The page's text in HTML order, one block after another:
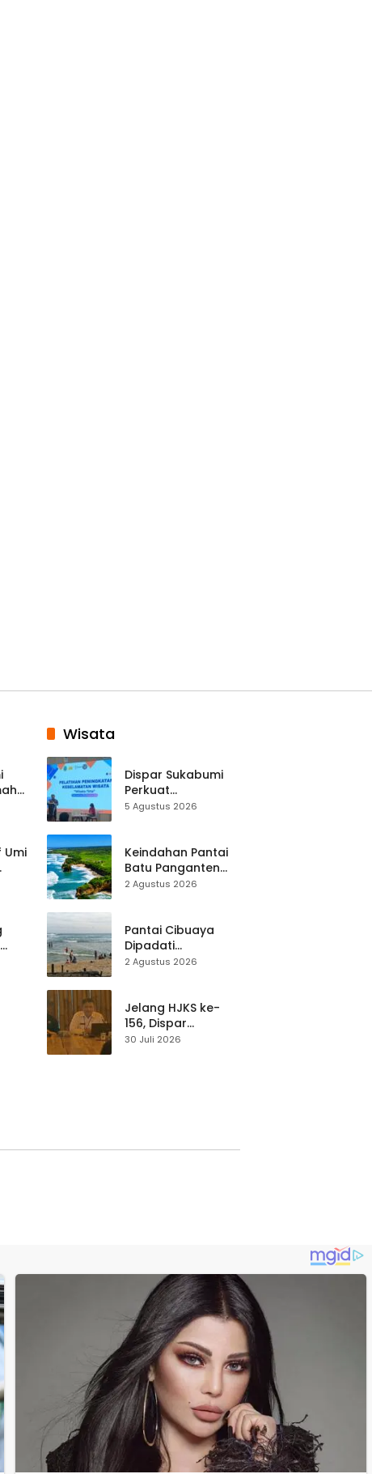
Umi
Wisata
Dispar Sukabumi
Perkuat
Keselamatan
Mitigasi hingga
Teknik Evakuasi
5 Agustus 2026
Keindahan Pantai
Batu Panganten
Mulai Dilirik
2 Agustus 2026
Pantai Cibuaya
Dipadati
Wisatawan,
Waspada
2 Agustus 2026
Jelang HJKS ke-
156, Dispar
Kabupaten
30 Juli 2026